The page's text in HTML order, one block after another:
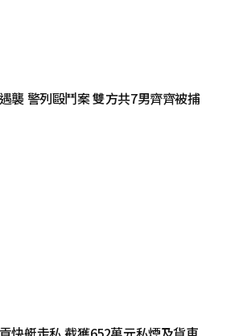
襲 警列毆鬥案 雙方共7男齊齊被捕